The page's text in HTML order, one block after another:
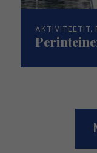
AKTIVITEETIT,